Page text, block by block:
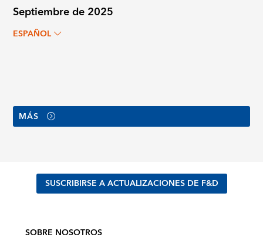
Septiembre de 2025
ESPAÑOL
MÁS
SUSCRIBIRSE A ACTUALIZACIONES DE F&D
SOBRE NOSOTROS